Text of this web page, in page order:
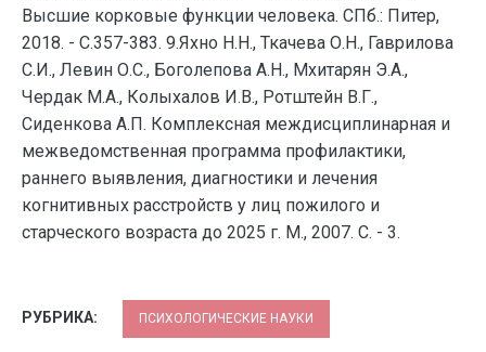
Высшие корковые функции человека. СПб.: Питер,
2018. - С.357-383. 9.Яхно Н.Н., Ткачева О.Н., Гаврилова
С.И., Левин О.С., Боголепова А.Н., Мхитарян Э.А.,
Чердак М.А., Колыхалов И.В., Ротштейн В.Г.,
Сиденкова А.П. Комплексная междисциплинарная и
межведомственная программа профилактики,
раннего выявления, диагностики и лечения
когнитивных расстройств у лиц пожилого и
старческого возраста до 2025 г. М., 2007. С. - 3.
РУБРИКА: ПСИХОЛОГИЧЕСКИЕ НАУКИ